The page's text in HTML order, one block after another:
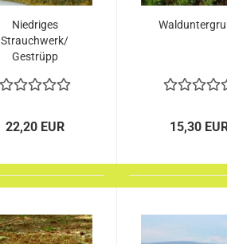
Niedriges
Strauchwerk/
Gestrüpp
22,20 EUR 15,30